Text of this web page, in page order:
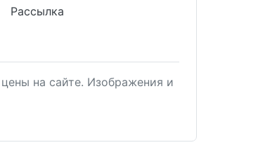
Рассылка
на сайте. Изображения и